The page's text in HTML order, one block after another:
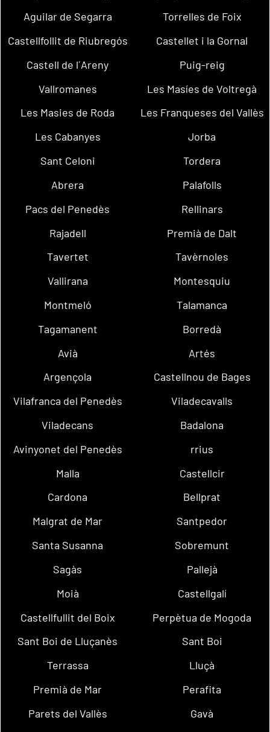
Aguilar de Segarra
Torrelles de Foix
Castellfollit de Riubregós
Castellet i la Gornal
Castell de l´Areny
Puig-reig
Vallromanes
Les Masíes de Voltregà
Les Masies de Roda
Les Franqueses del Vallès
Les Cabanyes
Jorba
Sant Celoni
Tordera
Abrera
Palafolls
Pacs del Penedès
Rellinars
Rajadell
Premià de Dalt
Tavertet
Tavèrnoles
Vallirana
Montesquiu
Montmeló
Talamanca
Tagamanent
Borredà
Avià
Artés
Argençola
Castellnou de Bages
Vilafranca del Penedès
Viladecavalls
Viladecans
Badalona
Avinyonet del Penedès
rrius
Malla
Castellcir
Cardona
Bellprat
Malgrat de Mar
Santpedor
Santa Susanna
Sobremunt
Sagàs
Pallejà
Moià
Castellgalí
Castellfullit del Boix
Perpètua de Mogoda
Sant Boi de Lluçanès
Sant Boi
Terrassa
Lluçà
Premià de Mar
Perafita
Parets del Vallès
Gavà